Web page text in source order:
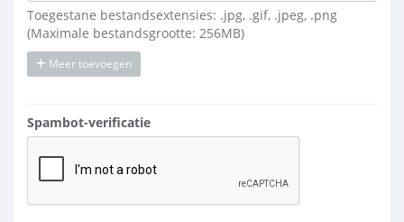
Toegestane bestandsextensies: .jpg, .gif, .jpeg, .png
(Maximale bestandsgrootte: 256MB)
Meer toevoegen
Spambot-verificatie